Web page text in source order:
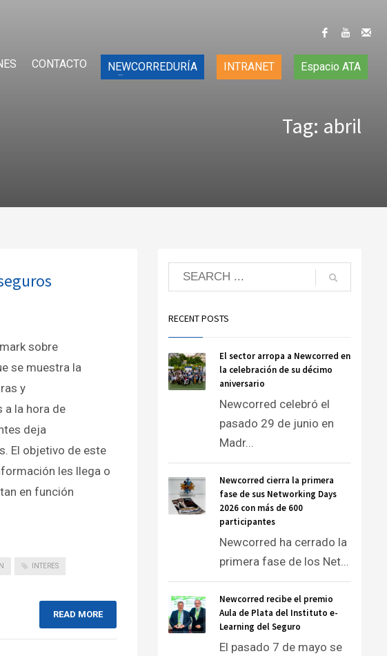
CONTACTO NEWCORREDURÍA INTRANET Espacio ATA
Tag: abril
sobre
se muestra la
y
a la hora de
deja
El objetivo de este
les llega o
en función
INTERES
READ MORE
RECENT POSTS
El sector arropa a Newcorred en
la celebración de su décimo
aniversario
Newcorred celebró el
pasado 29 de junio en
Madr...
Newcorred cierra la primera
fase de sus Networking Days
2026 con más de 600
participantes
Newcorred ha cerrado la
primera fase de los Net...
Newcorred recibe el premio
Aula de Plata del Instituto e-
Learning del Seguro
El pasado 7 de mayo se